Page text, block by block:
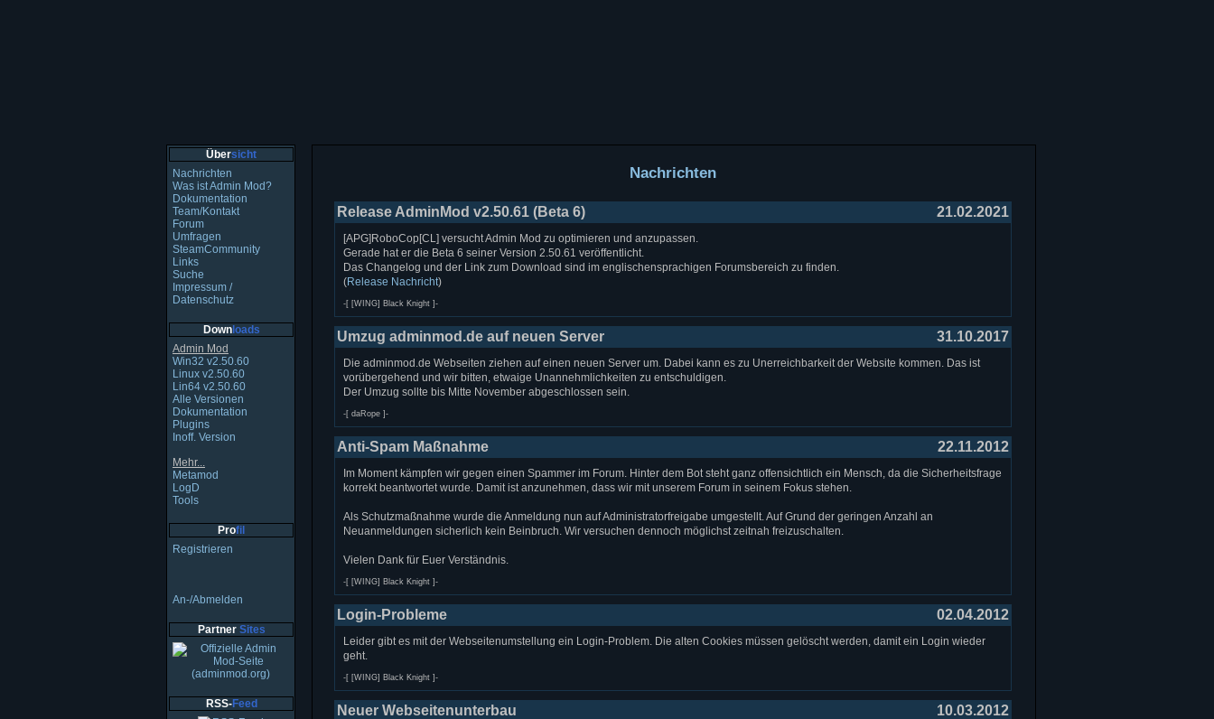
Übersicht
Nachrichten
Was ist Admin Mod?
Dokumentation
Team/Kontakt
Forum
Umfragen
SteamCommunity
Links
Suche
Impressum /
Datenschutz
Downloads
Admin Mod
Win32 v2.50.60
Linux v2.50.60
Lin64 v2.50.60
Alle Versionen
Dokumentation
Plugins
Inoff. Version
Mehr...
Metamod
LogD
Tools
Profil
Registrieren
An-/Abmelden
Partner Sites
RSS-Feed
Nachrichten
Release AdminMod v2.50.61 (Beta 6) 21.02.2021
[APG]RoboCop[CL] versucht Admin Mod zu optimieren und anzupassen.
Gerade hat er die Beta 6 seiner Version 2.50.61 veröffentlicht.
Das Changelog und der Link zum Download sind im englischensprachigen Forumsbereich zu finden.
(Release Nachricht)
-[ [WING] Black Knight ]-
Umzug adminmod.de auf neuen Server 31.10.2017
Die adminmod.de Webseiten ziehen auf einen neuen Server um. Dabei kann es zu Unerreichbarkeit der Website kommen. Das ist
vorübergehend und wir bitten, etwaige Unannehmlichkeiten zu entschuldigen.
Der Umzug sollte bis Mitte November abgeschlossen sein.
-[ daRope ]-
Anti-Spam Maßnahme 22.11.2012
Im Moment kämpfen wir gegen einen Spammer im Forum. Hinter dem Bot steht ganz offensichtlich ein Mensch, da die Sicherheitsfrage
korrekt beantwortet wurde. Damit ist anzunehmen, dass wir mit unserem Forum in seinem Fokus stehen.
Als Schutzmaßnahme wurde die Anmeldung nun auf Administratorfreigabe umgestellt. Auf Grund der geringen Anzahl an
Neuanmeldungen sicherlich kein Beinbruch. Wir versuchen dennoch möglichst zeitnah freizuschalten.
Vielen Dank für Euer Verständnis.
-[ [WING] Black Knight ]-
Login-Probleme 02.04.2012
Leider gibt es mit der Webseitenumstellung ein Login-Problem. Die alten Cookies müssen gelöscht werden, damit ein Login wieder
geht.
-[ [WING] Black Knight ]-
Neuer Webseitenunterbau 10.03.2012